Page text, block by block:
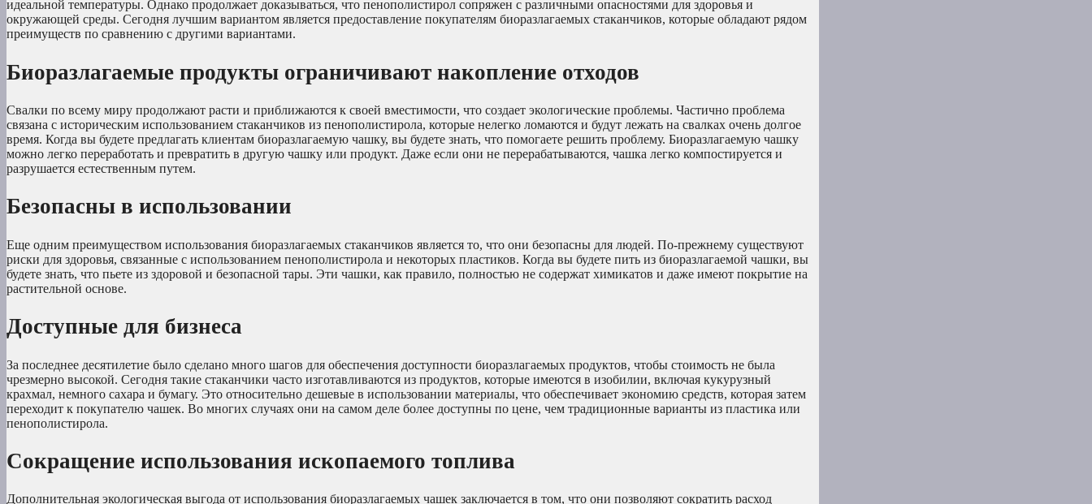
идеальной температуры. Однако продолжает доказываться, что пенополистирол сопряжен с различными опасностями для здоровья и
окружающей среды. Сегодня лучшим вариантом является предоставление покупателям биоразлагаемых стаканчиков, которые обладают рядом
преимуществ по сравнению с другими вариантами.
Биоразлагаемые продукты ограничивают накопление отходов
Свалки по всему миру продолжают расти и приближаются к своей вместимости, что создает экологические проблемы. Частично проблема
связана с историческим использованием стаканчиков из пенополистирола, которые нелегко ломаются и будут лежать на свалках очень долгое
время. Когда вы будете предлагать клиентам биоразлагаемую чашку, вы будете знать, что помогаете решить проблему. Биоразлагаемую чашку
можно легко переработать и превратить в другую чашку или продукт. Даже если они не перерабатываются, чашка легко компостируется и
разрушается естественным путем.
Безопасны в использовании
Еще одним преимуществом использования биоразлагаемых стаканчиков является то, что они безопасны для людей. По-прежнему существуют
риски для здоровья, связанные с использованием пенополистирола и некоторых пластиков. Когда вы будете пить из биоразлагаемой чашки, вы
будете знать, что пьете из здоровой и безопасной тары. Эти чашки, как правило, полностью не содержат химикатов и даже имеют покрытие на
растительной основе.
Доступные для бизнеса
За последнее десятилетие было сделано много шагов для обеспечения доступности биоразлагаемых продуктов, чтобы стоимость не была
чрезмерно высокой. Сегодня такие стаканчики часто изготавливаются из продуктов, которые имеются в изобилии, включая кукурузный
крахмал, немного сахара и бумагу. Это относительно дешевые в использовании материалы, что обеспечивает экономию средств, которая затем
переходит к покупателю чашек. Во многих случаях они на самом деле более доступны по цене, чем традиционные варианты из пластика или
пенополистирола.
Сокращение использования ископаемого топлива
Дополнительная экологическая выгода от использования биоразлагаемых чашек заключается в том, что они позволяют сократить расход